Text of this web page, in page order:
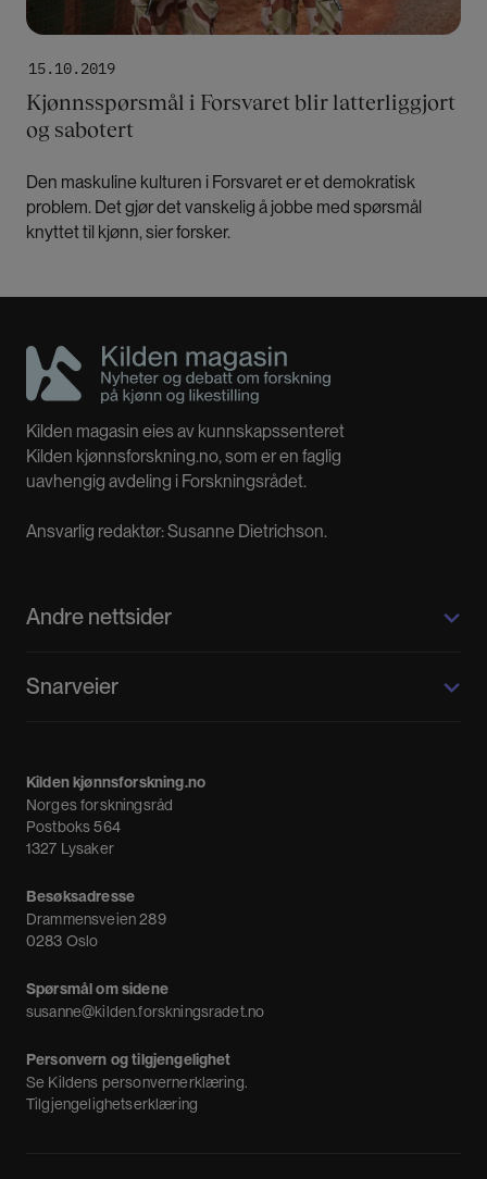
15.10.2019
Kjønnsspørsmål i Forsvaret blir latterliggjort
og sabotert
Den maskuline kulturen i Forsvaret er et demokratisk
problem. Det gjør det vanskelig å jobbe med spørsmål
knyttet til kjønn, sier forsker.
Kilden magasin eies av kunnskapssenteret
Kilden kjønnsforskning.no, som er en faglig
uavhengig avdeling i Forskningsrådet.
Ansvarlig redaktør: Susanne Dietrichson.
Andre nettsider
Kvinnehistorie.no
Snarveier
Nyheter
Nyhetsbrev
Kilden kjønnsforskning.no
Norges forskningsråd
Postboks 564
1327 Lysaker
Besøksadresse
Drammensveien 289
0283 Oslo
Spørsmål om sidene
susanne@kilden.forskningsradet.no
Personvern og tilgjengelighet
Se Kildens personvernerklæring.
Tilgjengelighetserklæring